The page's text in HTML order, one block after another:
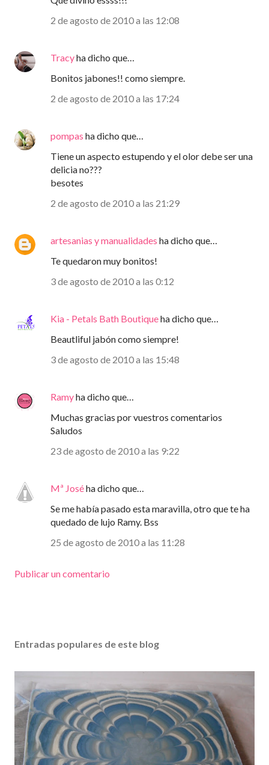
2 de agosto de 2010 a las 12:08
Tracyha dicho que…
Bonitos jabones!! como siempre.
2 de agosto de 2010 a las 17:24
pompas ha dicho que…
Tiene un aspecto estupendo y el olor debe ser una
delicia no???
besotes
2 de agosto de 2010 a las 21:29
artesanias y manualidades ha dicho que…
Te quedaron muy bonitos!
3 de agosto de 2010 a las 0:12
Kia - Petals Bath Boutiqueha dicho que…
Beautliful jabón como siempre!
3 de agosto de 2010 a las 15:48
Ramyha dicho que…
Muchas gracias por vuestros comentarios
Saludos
23 de agosto de 2010 a las 9:22
Mª Joséha dicho que…
Se me había pasado esta maravilla, otro que te ha
quedado de lujo Ramy. Bss
25 de agosto de 2010 a las 11:28
Publicar un comentario
Entradas populares de este blog